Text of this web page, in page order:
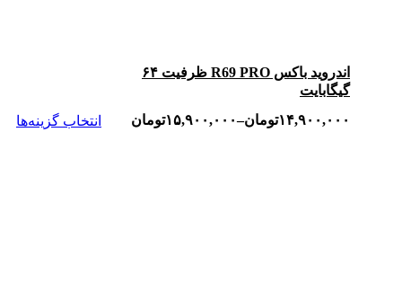
اندروید باکس R69 PRO ظرفیت ۶۴
گیگابایت
انتخاب گزینه‌ها
۱۴,۹۰۰,۰۰۰تومان–۱۵,۹۰۰,۰۰۰تومان